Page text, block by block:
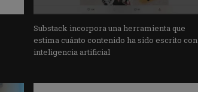
Substack incorpora una herramienta que
estima cuánto contenido ha sido escrito con
inteligencia artificial